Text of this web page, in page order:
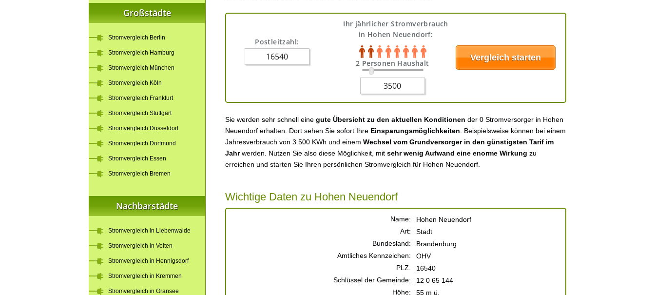
Postleitzahl:
Ihr jährlicher Stromverbrauch
in Hohen Neuendorf:
2 Personen Haushalt
Sie werden sehr schnell eine gute Übersicht zu den aktuellen Konditionen der 0 Stromversorger in Hohen
Neuendorf erhalten. Dort sehen Sie sofort Ihre Einsparungsmöglichkeiten . Beispielsweise können bei einem
Jahresverbrauch von 3.500 KWh und einem Wechsel vom Grundversorger in den günstigsten Tarif im
Jahrwerden. Nutzen Sie also diese Möglichkeit, mit sehr wenig Aufwand eine enorme Wirkung zu
erreichen und starten Sie Ihren persönlichen Stromvergleich für Hohen Neuendorf.
Wichtige Daten zu Hohen Neuendorf
Name:
Hohen Neuendorf
Art:
Stadt
Bundesland:
Brandenburg
Amtliches Kennzeichen:
OHV
PLZ:
16540
Schlüssel der Gemeinde:
12 0 65 144
Höhe:
55 m ü.
Großstädte
Stromvergleich Berlin
Stromvergleich Hamburg
Stromvergleich München
Stromvergleich Köln
Stromvergleich Frankfurt
Stromvergleich Stuttgart
Stromvergleich Düsseldorf
Stromvergleich Dortmund
Stromvergleich Essen
Stromvergleich Bremen
Nachbarstädte
Stromvergleich in Liebenwalde
Stromvergleich in Velten
Stromvergleich in Hennigsdorf
Stromvergleich in Kremmen
Stromvergleich in Gransee